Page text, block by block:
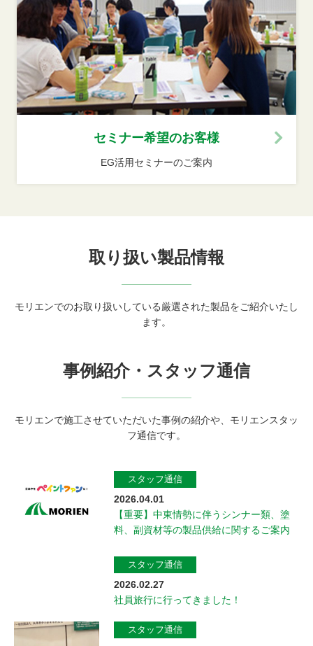
セミナー希望のお客様
EG活用セミナーのご案内
取り扱い製品情報
モリエンでのお取り扱いしている厳選された製品をご紹介いたし
ます。
事例紹介・スタッフ通信
モリエンで施工させていただいた事例の紹介や、モリエンスタッ
フ通信です。
スタッフ通信
2026.04.01
【重要】中東情勢に伴うシンナー類、塗
料、副資材等の製品供給に関するご案内
スタッフ通信
2026.02.27
社員旅行に行ってきました！
スタッフ通信